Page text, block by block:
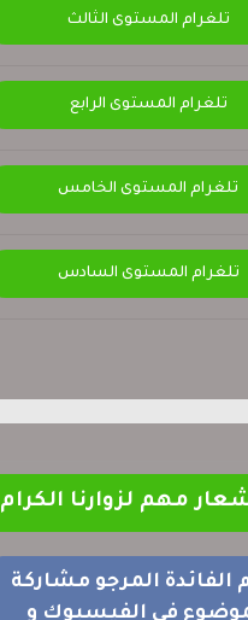
تلغرام المستوى الثالث
تلغرام المستوى الرابع
تلغرام المستوى الخامس
تلغرام المستوى السادس
مهم لزوارنا الكرام
الفائدة المرجو مشاركة
في الفيسبوك و